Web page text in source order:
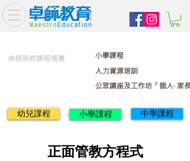
卓師到校課程概覽
人力資源培訓
公眾講座及工作坊「個人‧ 家長
小學課程
幼兒課程 小學課程 中學課程
正面管教方程式